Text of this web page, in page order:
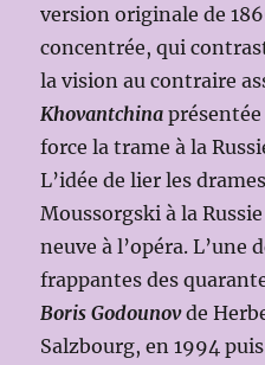
version originale de
concentrée, qui
la vision au contraire
Khovantchina présentée
force la trame à la
L’idée de lier les
Moussorgski à la
neuve à l’opéra. L’une
frappantes des
Boris Godounovde
Salzbourg, en 1994